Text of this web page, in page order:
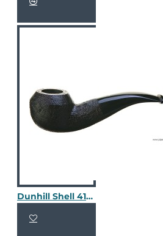
Dunhill Shell 4108 / 2405